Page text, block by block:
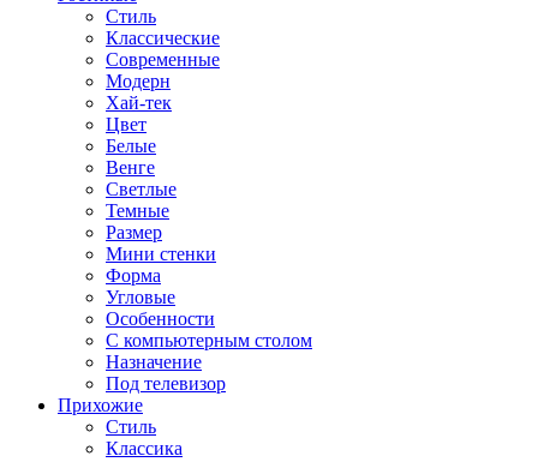
Стиль
Классические
Современные
Модерн
Хай-тек
Цвет
Белые
Венге
Светлые
Темные
Размер
Мини стенки
Форма
Угловые
Особенности
С компьютерным столом
Назначение
Под телевизор
Прихожие
Стиль
Классика